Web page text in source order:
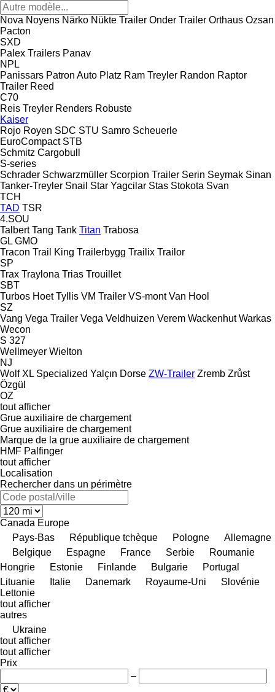
Nova Noyens Närko Nükte Trailer Onder Trailer Orthaus Ozsan
Pacton
SXD
Palex Trailers Panav
NPL
Panissars Patron Auto Platz Ram Treyler Randon Raptor
Trailer Reed
C70
Reis Treyler Renders Robuste
Kaiser
Rojo Royen SDC STU Samro Scheuerle
EuroCompact STB
Schmitz Cargobull
S-series
Schrader Schwarzmüller Scorpion Trailer Serin Seymak Sinan
Tanker-Treyler Snail Star Yagcilar Stas Stokota Svan
TCH
TAD TSR
4.SOU
Talbert Tang Tank Titan Trabosa
GL GMO
Tracon Trail King Trailerbygg Trailix Trailor
SP
Trax Traylona Trias Trouillet
SBT
Turbos Hoet Tyllis VM Trailer VS-mont Van Hool
SZ
Vang Vega Trailer Vega Veldhuizen Verem Wackenhut Warkas
Wecon
S 327
Wellmeyer Wielton
NJ
Wolf XL Specialized Yalçın Dorse ZW-Trailer Zremb Zrůst
Özgül
OZ
tout afficher
Grue auxiliaire de chargement
Grue auxiliaire de chargement
Marque de la grue auxiliaire de chargement
HMF Palfinger
tout afficher
Localisation
Rechercher dans un périmètre
Canada Europe
Pays-Bas
République tchèque Pologne
Allemagne
Belgique
Espagne France Serbie
Roumanie
Hongrie
Estonie Finlande Bulgarie
Portugal
Lituanie
Italie Danemark Royaume-Uni
Slovénie
Lettonie
tout afficher
autres
Ukraine
tout afficher
tout afficher
Prix
–